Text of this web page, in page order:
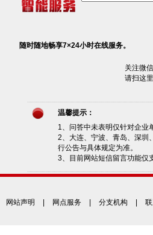
随时随地畅享7×24小时在线服务。
关注微信
请扫这里
温馨提示：
1、问答中未表明仅针对企业
2、大连、宁波、青岛、深圳
行公告与具体规定为准。
3、目前网站短信留言功能仅
网站声明 网点服务 分支机构